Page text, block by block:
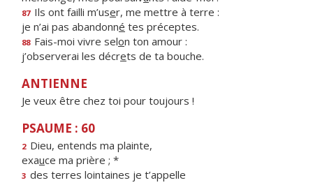
87 Ils ont failli m’user, me mettre à terre :
je n’ai pas abandonné tes préceptes.
88 Fais-moi vivre selon ton amour :
j’observerai les décrets de ta bouche.
ANTIENNE
Je veux être chez toi pour toujours !
PSAUME : 60
2 Dieu, entends ma plainte,
exauce ma prière ; *
3 des terres lointaines je t’appelle